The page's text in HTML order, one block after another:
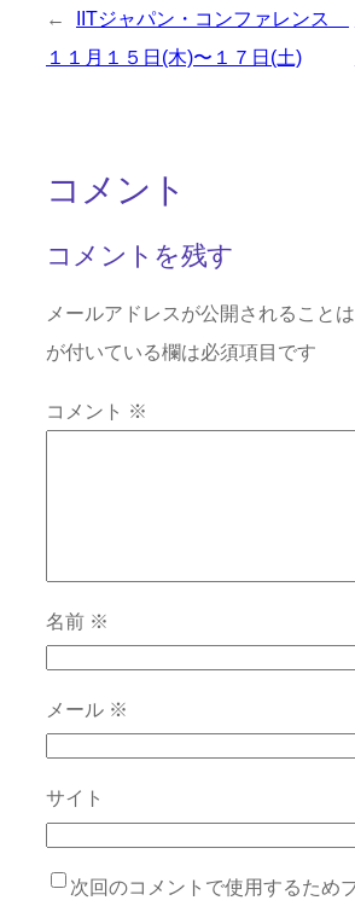
←
IITジャパン・コンファレンス
１１月１５日(木)〜１７日(土)
コメント
コメントを残す
メールアドレスが公開されることは
が付いている欄は必須項目です
コメント ※
名前 ※
メール ※
サイト
次回のコメントで使用するため